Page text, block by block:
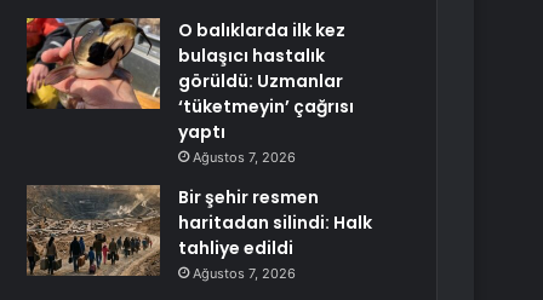
O balıklarda ilk kez
bulaşıcı hastalık
görüldü: Uzmanlar
‘tüketmeyin’ çağrısı
yaptı
Ağustos 7, 2026
Bir şehir resmen
haritadan silindi: Halk
tahliye edildi
Ağustos 7, 2026